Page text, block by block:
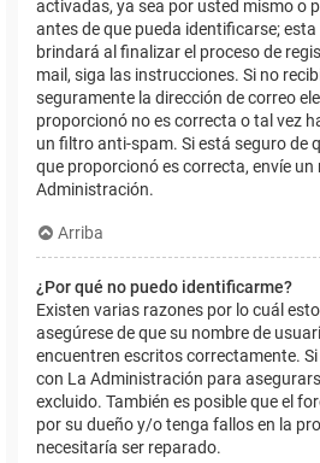
activadas, ya sea por usted mismo o
antes de que pueda identificarse;
brindará al finalizar el proceso de
mail, siga las instrucciones. Si no
seguramente la dirección de correo
proporcionó no es correcta o tal vez
un filtro anti-spam. Si está seguro de
que proporcionó es correcta, envíe un
Administración.
Arriba
¿Por qué no puedo identificarme?
Existen varias razones por lo cuál
asegúrese de que su nombre de
encuentren escritos correctamente.
con La Administración para
excluido. También es posible que el
por su dueño y/o tenga fallos en la
necesitaría ser reparado.